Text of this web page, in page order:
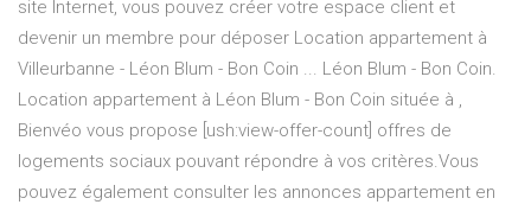
site Internet, vous pouvez créer votre espace client et
devenir un membre pour déposer Location appartement à
Villeurbanne - Léon Blum - Bon Coin ... Léon Blum - Bon Coin.
Location appartement à Léon Blum - Bon Coin située à ,
Bienvéo vous propose [ush:view-offer-count] offres de
logements sociaux pouvant répondre à vos critères.Vous
pouvez également consulter les annonces appartement en